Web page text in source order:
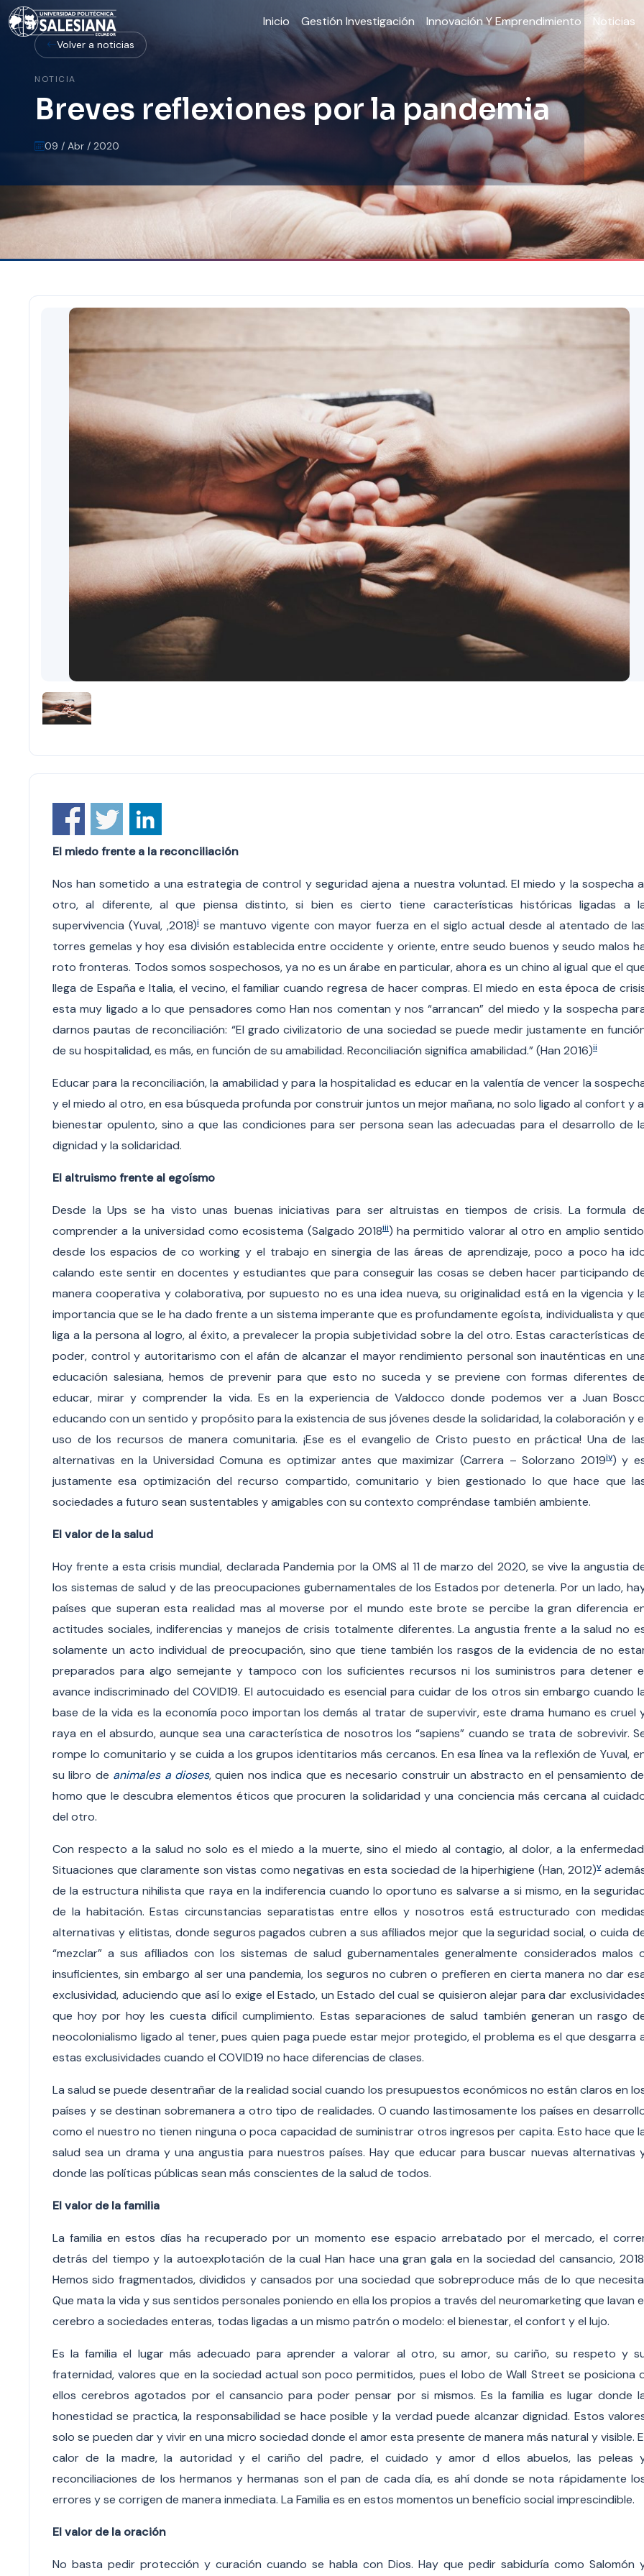
Inicio Gestión Investigación Innovación Y Emprendimiento Noticias
Volver a noticias
NOTICIA
Breves reflexiones por la pandemia
09 / Abr / 2020
El miedo frente a la reconciliación
Nos han sometido a una estrategia de control y seguridad ajena a nuestra voluntad. El miedo y la sospecha
otro, al diferente, al que piensa distinto, si bien es cierto tiene características históricas ligadas a
supervivencia (Yuval, ,2018)i se mantuvo vigente con mayor fuerza en el siglo actual desde al atentado de
torres gemelas y hoy esa división establecida entre occidente y oriente, entre seudo buenos y seudo malos
roto fronteras. Todos somos sospechosos, ya no es un árabe en particular, ahora es un chino al igual que el
llega de España e Italia, el vecino, el familiar cuando regresa de hacer compras. El miedo en esta época de
esta muy ligado a lo que pensadores como Han nos comentan y nos “arrancan” del miedo y la sospecha
darnos pautas de reconciliación: “El grado civilizatorio de una sociedad se puede medir justamente en
de su hospitalidad, es más, en función de su amabilidad. Reconciliación significa amabilidad.” (Han 2016)ii
Educar para la reconciliación, la amabilidad y para la hospitalidad es educar en la valentía de vencer la
y el miedo al otro, en esa búsqueda profunda por construir juntos un mejor mañana, no solo ligado al confort y
bienestar opulento, sino a que las condiciones para ser persona sean las adecuadas para el desarrollo de
dignidad y la solidaridad.
El altruismo frente al egoísmo
Desde la Ups se ha visto unas buenas iniciativas para ser altruistas en tiempos de crisis. La formula
comprender a la universidad como ecosistema (Salgado 2018iii) ha permitido valorar al otro en amplio
desde los espacios de co working y el trabajo en sinergia de las áreas de aprendizaje, poco a poco ha
calando este sentir en docentes y estudiantes que para conseguir las cosas se deben hacer participando
manera cooperativa y colaborativa, por supuesto no es una idea nueva, su originalidad está en la vigencia y
importancia que se le ha dado frente a un sistema imperante que es profundamente egoísta, individualista y
liga a la persona al logro, al éxito, a prevalecer la propia subjetividad sobre la del otro. Estas características
poder, control y autoritarismo con el afán de alcanzar el mayor rendimiento personal son inauténticas en
educación salesiana, hemos de prevenir para que esto no suceda y se previene con formas diferentes
educar, mirar y comprender la vida. Es en la experiencia de Valdocco donde podemos ver a Juan
educando con un sentido y propósito para la existencia de sus jóvenes desde la solidaridad, la colaboración y
uso de los recursos de manera comunitaria. ¡Ese es el evangelio de Cristo puesto en práctica! Una de
alternativas en la Universidad Comuna es optimizar antes que maximizar (Carrera – Solorzano 2019iv) y
justamente esa optimización del recurso compartido, comunitario y bien gestionado lo que hace que
sociedades a futuro sean sustentables y amigables con su contexto compréndase también ambiente.
El valor de la salud
Hoy frente a esta crisis mundial, declarada Pandemia por la OMS al 11 de marzo del 2020, se vive la angustia
los sistemas de salud y de las preocupaciones gubernamentales de los Estados por detenerla. Por un lado,
países que superan esta realidad mas al moverse por el mundo este brote se percibe la gran diferencia
actitudes sociales, indiferencias y manejos de crisis totalmente diferentes. La angustia frente a la salud no
solamente un acto individual de preocupación, sino que tiene también los rasgos de la evidencia de no
preparados para algo semejante y tampoco con los suficientes recursos ni los suministros para detener
avance indiscriminado del COVID19. El autocuidado es esencial para cuidar de los otros sin embargo cuando
base de la vida es la economía poco importan los demás al tratar de supervivir, este drama humano es cruel
raya en el absurdo, aunque sea una característica de nosotros los “sapiens” cuando se trata de sobrevivir.
rompe lo comunitario y se cuida a los grupos identitarios más cercanos. En esa línea va la reflexión de Yuval,
su libro de animales a dioses, quien nos indica que es necesario construir un abstracto en el pensamiento
homo que le descubra elementos éticos que procuren la solidaridad y una conciencia más cercana al
del otro.
Con respecto a la salud no solo es el miedo a la muerte, sino el miedo al contagio, al dolor, a la
Situaciones que claramente son vistas como negativas en esta sociedad de la hiperhigiene (Han, 2012)v
de la estructura nihilista que raya en la indiferencia cuando lo oportuno es salvarse a si mismo, en la
de la habitación. Estas circunstancias separatistas entre ellos y nosotros está estructurado con
alternativas y elitistas, donde seguros pagados cubren a sus afiliados mejor que la seguridad social, o cuida
“mezclar” a sus afiliados con los sistemas de salud gubernamentales generalmente considerados malos
insuficientes, sin embargo al ser una pandemia, los seguros no cubren o prefieren en cierta manera no dar
exclusividad, aduciendo que así lo exige el Estado, un Estado del cual se quisieron alejar para dar
que hoy por hoy les cuesta difícil cumplimiento. Estas separaciones de salud también generan un rasgo
neocolonialismo ligado al tener, pues quien paga puede estar mejor protegido, el problema es el que desgarra
estas exclusividades cuando el COVID19 no hace diferencias de clases.
La salud se puede desentrañar de la realidad social cuando los presupuestos económicos no están claros en
países y se destinan sobremanera a otro tipo de realidades. O cuando lastimosamente los países en
como el nuestro no tienen ninguna o poca capacidad de suministrar otros ingresos per capita. Esto hace que
salud sea un drama y una angustia para nuestros países. Hay que educar para buscar nuevas alternativas
donde las políticas públicas sean más conscientes de la salud de todos.
El valor de la familia
La familia en estos días ha recuperado por un momento ese espacio arrebatado por el mercado, el
detrás del tiempo y la autoexplotación de la cual Han hace una gran gala en la sociedad del cansancio,
Hemos sido fragmentados, divididos y cansados por una sociedad que sobreproduce más de lo que
Que mata la vida y sus sentidos personales poniendo en ella los propios a través del neuromarketing que lavan
cerebro a sociedades enteras, todas ligadas a un mismo patrón o modelo: el bienestar, el confort y el lujo.
Es la familia el lugar más adecuado para aprender a valorar al otro, su amor, su cariño, su respeto y
fraternidad, valores que en la sociedad actual son poco permitidos, pues el lobo de Wall Street se posiciona
ellos cerebros agotados por el cansancio para poder pensar por si mismos. Es la familia es lugar donde
honestidad se practica, la responsabilidad se hace posible y la verdad puede alcanzar dignidad. Estos
solo se pueden dar y vivir en una micro sociedad donde el amor esta presente de manera más natural y visible.
calor de la madre, la autoridad y el cariño del padre, el cuidado y amor d ellos abuelos, las peleas
reconciliaciones de los hermanos y hermanas son el pan de cada día, es ahí donde se nota rápidamente
errores y se corrigen de manera inmediata. La Familia es en estos momentos un beneficio social imprescindible.
El valor de la oración
No basta pedir protección y curación cuando se habla con Dios. Hay que pedir sabiduría como Salomón